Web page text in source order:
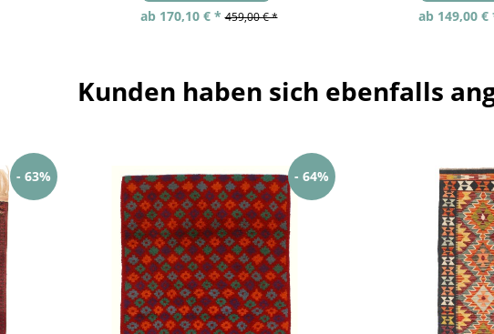
ab 170,10 € * 459,00 € * ab 149,00 €
Kunden haben sich ebenfalls
- 63% - 64%